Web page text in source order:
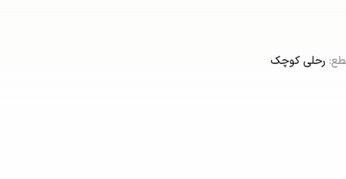
رحلی کوچک